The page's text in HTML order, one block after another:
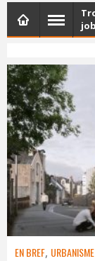
job
EN BREF, URBANISME